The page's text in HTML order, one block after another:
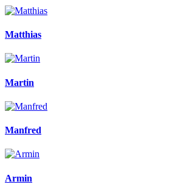
Matthias
Martin
Manfred
Armin